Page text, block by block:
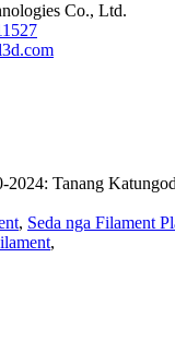
Co., Ltd.
Tanang
, Seda nga Filament
,